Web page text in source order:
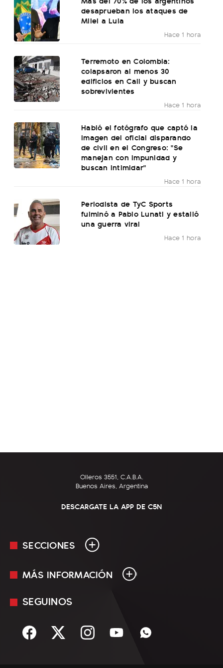
desaprueban los ataques de
Milei a Lula
Hace 1 hora
Terremoto en Colombia:
colapsaron al menos 30
edificios en Cali y buscan
sobrevivientes
Hace 1 hora
Habló el fotógrafo que captó la
imagen del oficial disparando
de civil en el Congreso: "Se
manejan con impunidad y
buscan intimidar"
Hace 1 hora
Periodista de TyC Sports
fulminó a Pablo Lunati y estalló
una guerra viral
Hace 1 hora
Olleros 3551, C.A.B.A.
Buenos Aires, Argentina
DESCARGATE LA APP DE C5N
SECCIONES
En Vivo
Sociedad
MÁS INFORMACIÓN
Mediakit
Términos y condiciones
SEGUINOS